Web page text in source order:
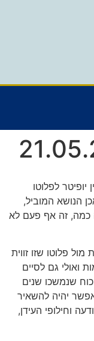
לפלוטו
הנושא המוביל,
כמה, זה אף פעם לא
פלוטו שזו זווית
ואולי גם לסיים
שנמשכו שנים
יהיה להשאיר
וחילופי העידן,